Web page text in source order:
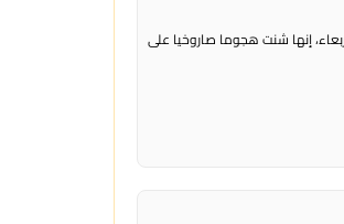
⁠إنها شنت ​هجوما صاروخيا على